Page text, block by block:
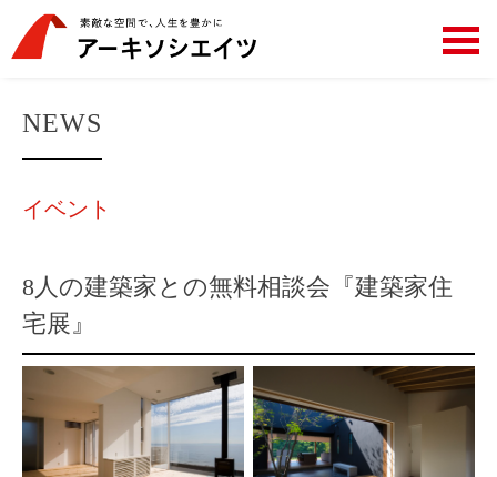
NEWS
イベント
8人の建築家との無料相談会『建築家住
宅展』